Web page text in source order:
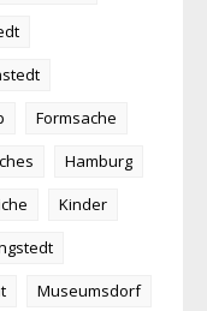
Formsache
Hamburg
Kinder
Museumsdorf